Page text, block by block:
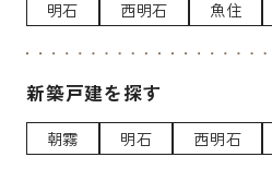
明石 西明石 魚住
新築戸建を探す
朝霧 明石 西明石